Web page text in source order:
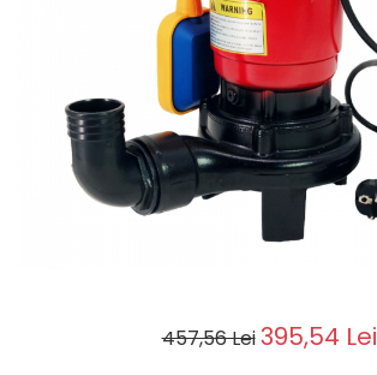
Motoburghie si Burghie
Mixere- Amestecatoare
Acumulatori si
incarcatoare
Scule si unelte
457,56 Lei395,54 Lei